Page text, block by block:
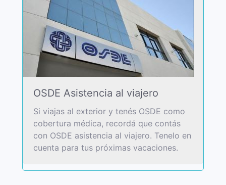
OSDE Asistencia al viajero
Si viajas al exterior y tenés OSDE como
cobertura médica, recordá que contás
con OSDE asistencia al viajero. Tenelo en
cuenta para tus próximas vacaciones.